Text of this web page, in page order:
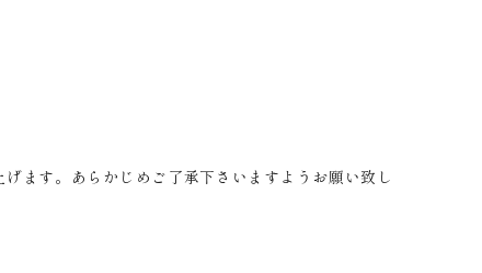
ます。あらかじめご了承下さいますようお願い致し